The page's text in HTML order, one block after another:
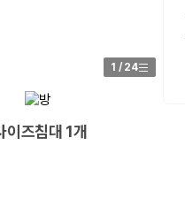
1 /24
이즈침대 1개